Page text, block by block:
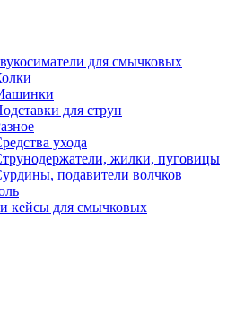
для смычковых
для струн
ухода
жилки, пуговицы
подавители волчков
кейсы для смычковых